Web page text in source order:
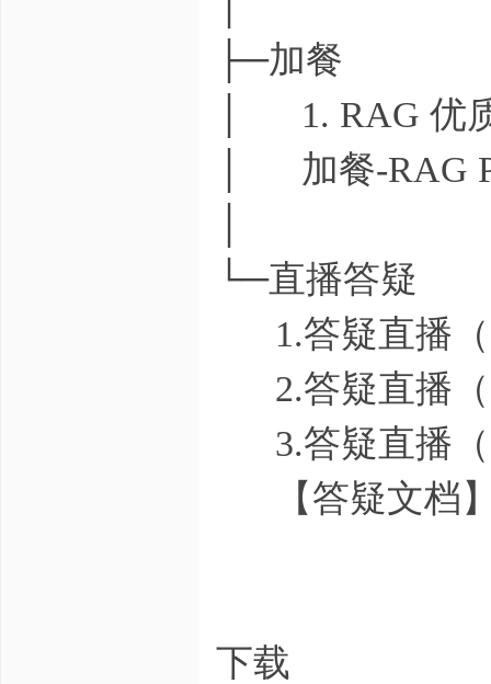
├─加餐
│ 1. RAG 优
│ 加餐-RAG
└─直播答疑
1.答疑直播（
2.答疑直播（
3.答疑直播（
【答疑文档】
下载